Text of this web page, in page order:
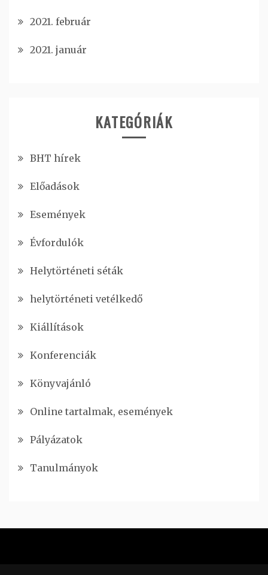
2021. február
2021. január
KATEGÓRIÁK
BHT hírek
Előadások
Események
Évfordulók
Helytörténeti séták
helytörténeti vetélkedő
Kiállítások
Konferenciák
Könyvajánló
Online tartalmak, események
Pályázatok
Tanulmányok